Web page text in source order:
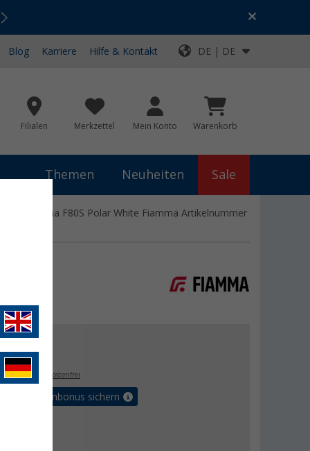
Top-Deals für dein Abenteuer!
Blog Karriere Hilfe & Kontakt DE | DE
Filialen Merkzettel Mein Konto Warenkorb
Themen Neuheiten Sale
für Fiamma F80S Polar White Fiamma Artikelnummer
€
versandkostenfrei
sichern